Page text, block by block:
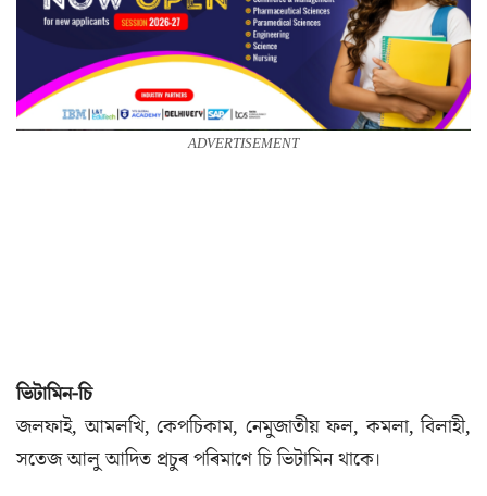
ADVERTISEMENT
ভিটামিন-চি
জলফাই, আমলখি, কেপচিকাম, নেমুজাতীয় ফল, কমলা, বিলাহী,
সতেজ আলু আদিত প্ৰচুৰ পৰিমাণে চি ভিটামিন থাকে।